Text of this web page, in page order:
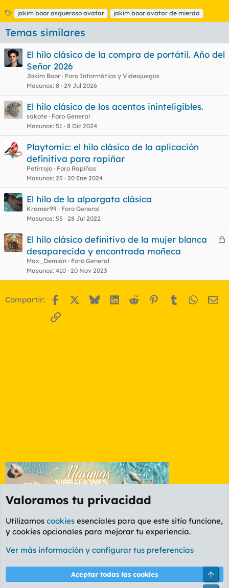
E
t
i
u
e
t
jakim boor asqueroso avatar jakim boor avatar de mierda
Temas similares
El hilo clásico de la compra de portátil. Año del
Señor 2026
Jakim Boor
Foro Informática y Videojuegos
Masunos 8 29 Jul 2026
El hilo clásico de los acentos ininteligibles.
sakote
Foro General
Masunos 51 8 Dic 2024
Playtomic: el hilo clásico de la aplicación
definitiva para rapiñar
Petirrojo
Foro Rapiñas
Masunos 25 20 Ene 2024
El hilo de la alpargata clásica
Kramer99
Foro General
Masunos 55 28 Jul 2022
C
a
El hilo clásico definitivo de la mujer blanca
desaparecida y encontrada moñeca
Max_Demian
Foro General
Masunos 410 20 Nov 2023
Compartir: Facebook BlueskyLinkedIn
Reddit Pinterest
Tumblr
Enlace
Foro Deportes
Cookies
PL OLDSTYLE AMARILLO
Términos y reglas Política de privacidad Ayuda
Valoramos tu privacidad
Utilizamos cookies esenciales para que este sitio funcione,
y cookies opcionales para mejorar tu experiencia.
Ver más información y configurar tus preferencias
Aceptar todas las cookies